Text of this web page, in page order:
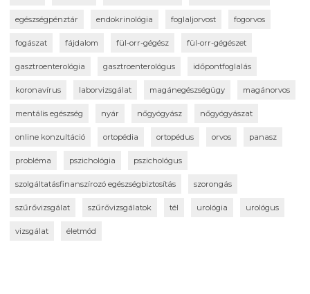
egészségpénztár endokrinológia foglaljorvost fogorvos
fogászat fájdalom fül-orr-gégész fül-orr-gégészet
gasztroenterológia gasztroenterológus időpontfoglalás
koronavírus laborvizsgálat magánegészségügy magánorvos
mentális egészség nyár nőgyógyász nőgyógyászat
online konzultáció ortopédia ortopédus orvos panasz
probléma pszichológia pszichológus
szolgáltatásfinanszírozó egészségbiztosítás szorongás
szűrővizsgálat szűrővizsgálatok tél urológia urológus
vizsgálat életmód